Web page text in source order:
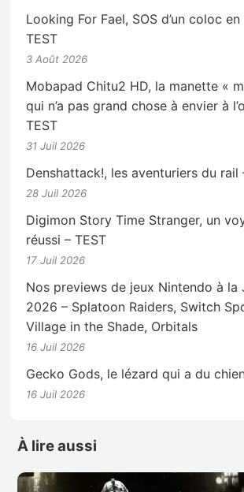
Looking For Fael, SOS d’un coloc
TEST
3 Août 2026
Mobapad Chitu2 HD, la manette «
qui n’a pas grand chose à envier à
TEST
31 Juil 2026
Denshattack!, les aventuriers du rail
28 Juil 2026
Digimon Story Time Stranger, un
réussi – TEST
17 Juil 2026
Nos previews de jeux Nintendo à la
2026 – Splatoon Raiders, Switch
Village in the Shade, Orbitals
16 Juil 2026
Gecko Gods, le lézard qui a du
16 Juil 2026
À lire aussi